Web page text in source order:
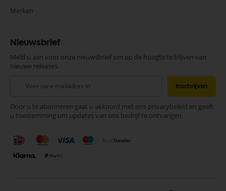
Merken
Nieuwsbrief
Meld u aan voor onze nieuwsbrief om op de hoogte te blijven van
nieuwe releases.
onze
nieuwsbrief
Inschrijven
Door u te abonneren gaat u akkoord met ons privacybeleid en geeft
u toestemming om updates van ons bedrijf te ontvangen.